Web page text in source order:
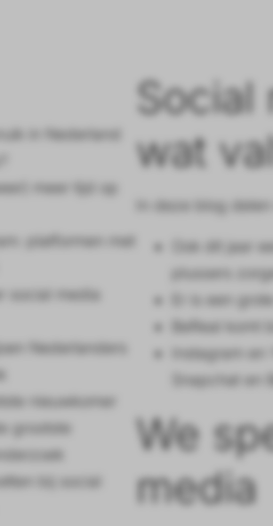
in Nederland
meer tijd op
platformen met
social media
Nederlanders
nieuwkomer
grootste
bij social
Social
wat
In deze blog
Ook dit jaar
plussers
Er is een
BeReal
Instagram
Snapchat en
We
media